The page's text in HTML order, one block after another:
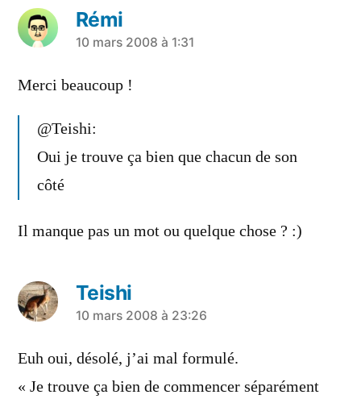
Rémi
a
dit :
10 mars 2008 à 1:31
Merci beaucoup !
@Teishi:
Oui je trouve ça bien que chacun de son
côté
Il manque pas un mot ou quelque chose ? :)
Teishi
a
dit :
10 mars 2008 à 23:26
Euh oui, désolé, j’ai mal formulé.
« Je trouve ça bien de commencer séparément